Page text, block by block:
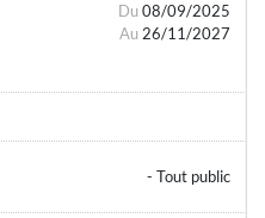
Du 08/09/2025
Au 26/11/2027
- Tout public